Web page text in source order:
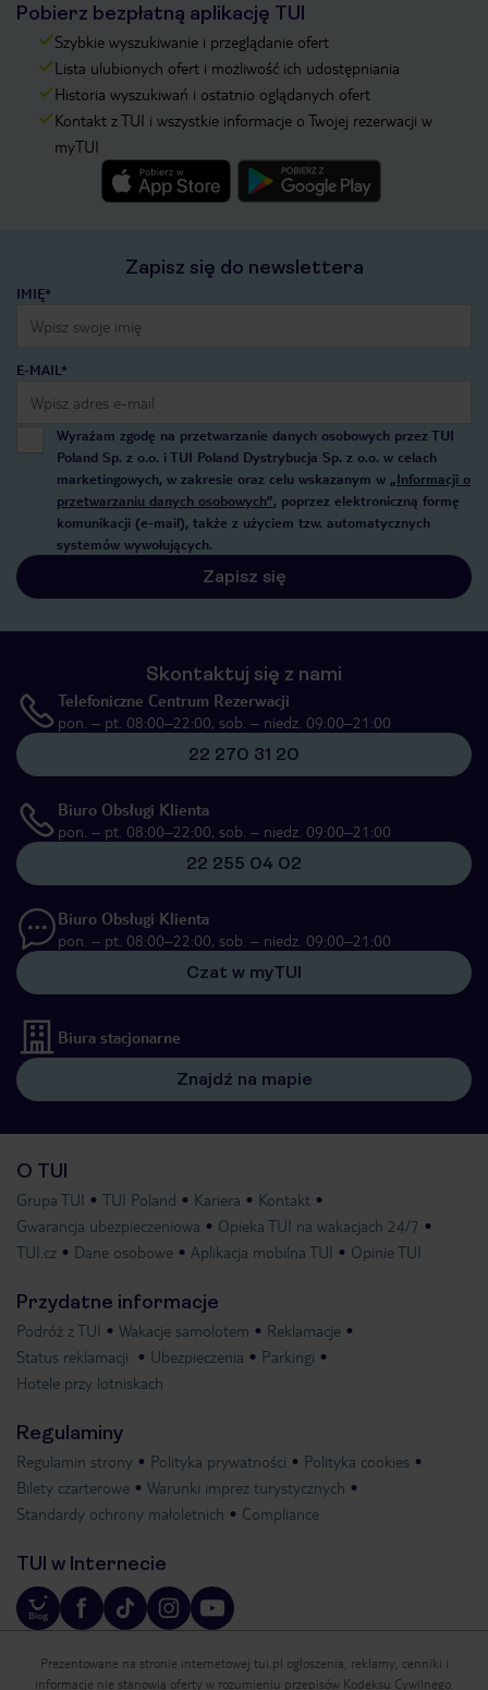
Pobierz bezpłatną aplikację TUI
Szybkie wyszukiwanie i przeglądanie ofert
Lista ulubionych ofert i możliwość ich udostępniania
Historia wyszukiwań i ostatnio oglądanych ofert
Kontakt z TUI i wszystkie informacje o Twojej rezerwacji w
myTUI
Zapisz się do newslettera
IMIĘ*
E-MAIL*
Wyrażam zgodę na przetwarzanie danych osobowych przez TUI
Poland Sp. z o.o. i TUI Poland Dystrybucja Sp. z o.o. w celach
marketingowych, w zakresie oraz celu wskazanym w „Informacji o
przetwarzaniu danych osobowych”, poprzez elektroniczną formę
komunikacji (e-mail), także z użyciem tzw. automatycznych
systemów wywołujących.
Zapisz się
Skontaktuj się z nami
Telefoniczne Centrum Rezerwacji
pon. – pt. 08:00–22:00, sob. – niedz. 09:00–21:00
22 270 31 20
Biuro Obsługi Klienta
pon. – pt. 08:00–22:00, sob. – niedz. 09:00–21:00
22 255 04 02
Biuro Obsługi Klienta
pon. – pt. 08:00–22:00, sob. – niedz. 09:00–21:00
Czat w myTUI
Biura stacjonarne
Znajdź na mapie
O TUI
Grupa TUI TUI Poland Kariera
Kontakt
Gwarancja ubezpieczeniowa
Opieka TUI na wakacjach 24/7
TUI.cz
Dane osobowe Aplikacja mobilna TUI Opinie TUI
Przydatne informacje
Podróż z TUI Wakacje samolotem
Reklamacje
Status reklamacji
Ubezpieczenia
Parkingi
Hotele przy lotniskach
Regulaminy
Regulamin strony Polityka prywatności
Polityka cookies
Bilety czarterowe
Warunki imprez turystycznych
Standardy ochrony małoletnich
Compliance
TUI w Internecie
Prezentowane na stronie internetowej tui.pl ogłoszenia, reklamy, cenniki i
informacje nie stanowią oferty w rozumieniu przepisów Kodeksu Cywilnego.